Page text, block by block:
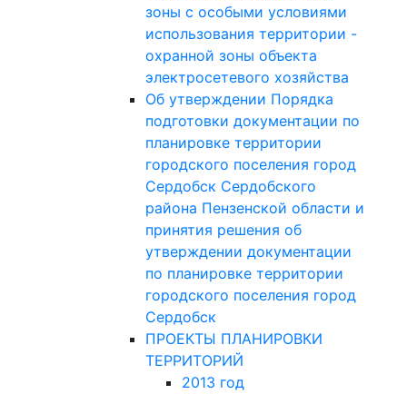
зоны с особыми условиями
использования территории -
охранной зоны объекта
электросетевого хозяйства
Об утверждении Порядка
подготовки документации по
планировке территории
городского поселения город
Сердобск Сердобского
района Пензенской области и
принятия решения об
утверждении документации
по планировке территории
городского поселения город
Сердобск
ПРОЕКТЫ ПЛАНИРОВКИ
ТЕРРИТОРИЙ
2013 год